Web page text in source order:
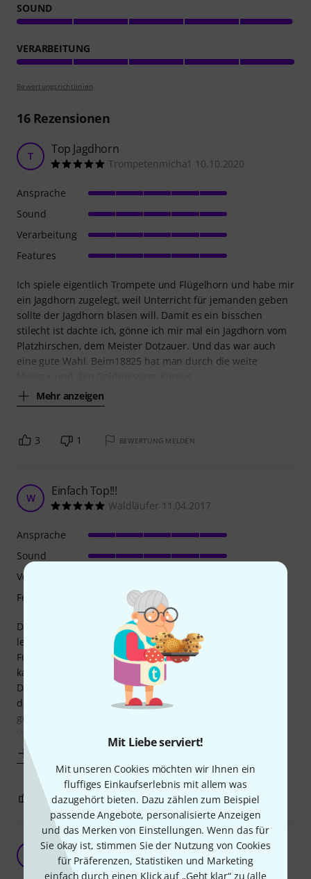
Mit Liebe serviert!
Mit unseren Cookies möchten wir Ihnen ein
fluffiges Einkaufserlebnis mit allem was
dazugehört bieten. Dazu zählen zum Beispiel
passende Angebote, personalisierte Anzeigen
und das Merken von Einstellungen. Wenn das für
Sie okay ist, stimmen Sie der Nutzung von Cookies
für Präferenzen, Statistiken und Marketing
einfach durch einen Klick auf „Geht klar“ zu (alle
SOUND
VERARBEITUNG
Bewertungsrichtlinien
16Rezensionen
T Top Jagdhorn
Trompetenmicha1 10.10.2020
Ich spiele eigentlich Trompete und Flügelhorn und habe mir
ein Jagdhorn zugelegt, weil Unterricht für jemanden geben
sollte der Jagdhorn blasen will. Damit es ein bisschen
stilecht ist dachte ich, gönne ich mir mal ein Jagdhorn vom
Platzhirschen, dem Meister Dotzauer. Und das war auch
eine gute Wahl. Beim18825 hat man durch die weite
Mehr anzeigen
Ansprache
Sound
Verarbeitung
Features
3 1 BEWERTUNG MELDEN
W Einfach Top!!!
Waldläufer 11.04.2017
Dieses Horn lässt sich wunderbar spielen! Eine extrem
leichte Ansprache und ein toller Klang. Ich habe vorher ein
Fürst Pless Horn eines anderen Herstellers gespielt und
kann sagen das es ein unterscheid wie Tag und Nacht ist.
Der Preis geht vollkommen in Ordnung! Es ist nur Schade
das die Wartezeit so lang ist, was sich aber trotzdem sehr
geloht hat.
Ansprache
Sound
Verarbeitung
Features
0 BEWERTUNG MELDEN
Hochwertiges Instrument mit tollem Sound
Georg136 28.05.2013